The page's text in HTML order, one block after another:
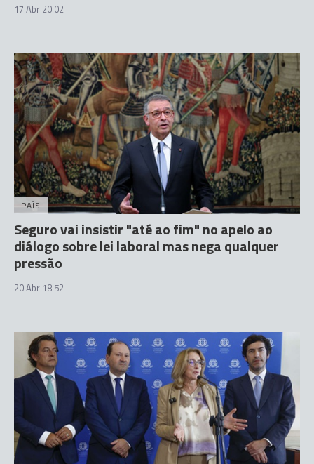
17 Abr 20:02
PAÍS
Seguro vai insistir "até ao fim" no apelo ao
diálogo sobre lei laboral mas nega qualquer
pressão
20 Abr 18:52